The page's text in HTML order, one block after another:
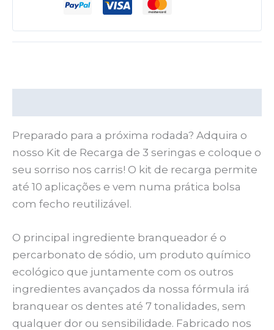
Preparado para a próxima rodada? Adquira o
nosso Kit de Recarga de 3 seringas e coloque o
seu sorriso nos carris! O kit de recarga permite
até 10 aplicações e vem numa prática bolsa
com fecho reutilizável.
O principal ingrediente branqueador é o
percarbonato de sódio, um produto químico
ecológico que juntamente com os outros
ingredientes avançados da nossa fórmula irá
branquear os dentes até 7 tonalidades, sem
qualquer dor ou sensibilidade. Fabricado nos